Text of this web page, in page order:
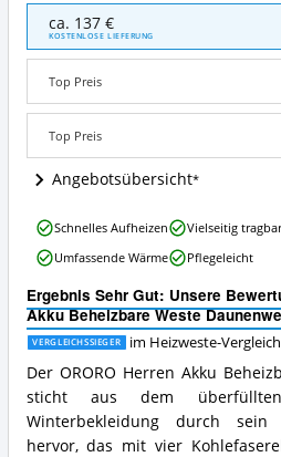
ORORO
Herren
Akku
Beheizbare
Weste
Daunenweste
Angebote:
Wo
ist
diese
erhältlich?
ca. 137 €
KOSTENLOSE LIEFERUNG
Top Preis
Top Preis
Angebotsübersicht
Ergebnis Sehr Gut: Unsere
Akku Beheizbare Weste
VERGLEICHSSIEGER im Heizweste-Vergleich
Der ORORO Herren Akku
sticht aus dem
Winterbekleidung durch sein
hervor, das mit vier
ORORO
Herren
Akku
Weste
Daunenweste
Vorteile:
Was
spricht
für
diese
Heizweste?
Schnelles Aufheizen Vielseitig
Umfassende Wärme
Pflegeleicht